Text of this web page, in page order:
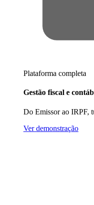
Plataforma completa
Gestão fiscal e
Do Emissor ao IRPF,
Ver demonstração